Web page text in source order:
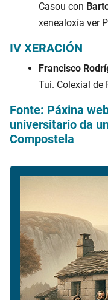
Casou con
xenealoxía ver
IV XERACIÓN
Francisco
Tui. Colexial de
Fonte: Páxina
universitario da
Compostela